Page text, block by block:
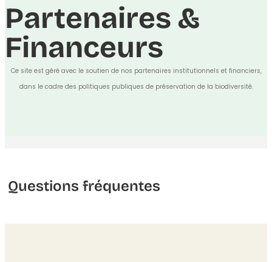
Partenaires &
Financeurs
Ce site est géré avec le soutien de nos partenaires institutionnels et financiers,
dans le cadre des politiques publiques de préservation de la biodiversité.
Questions fréquentes